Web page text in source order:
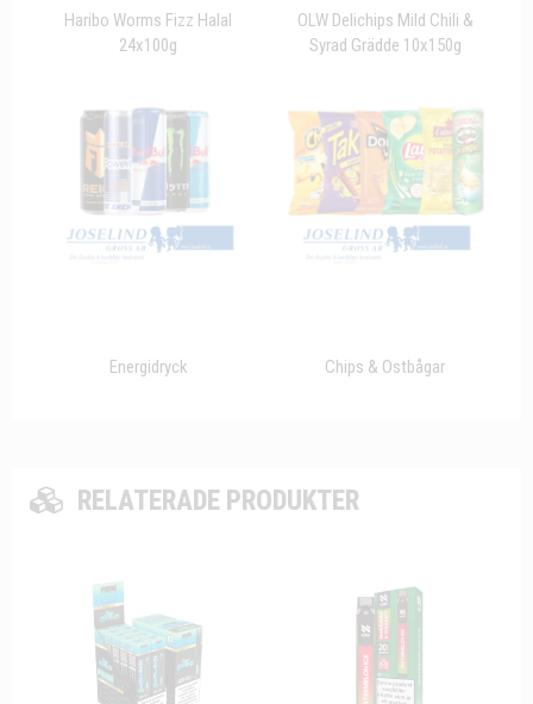
Haribo Worms Fizz Halal
24x100g
OLW Delichips Mild Chili &
Syrad Grädde 10x150g
Energidryck Chips & Ostbågar
RELATERADE PRODUKTER